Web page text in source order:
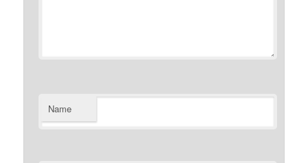
Name